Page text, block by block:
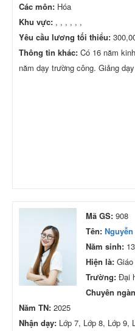
Các môn: Hóa
Khu vực: , , , , , ,
Yêu cầu lương tối thiểu:
Thông tin khác: Có 16 năm
năm dạy trường công. Giảng
Mã GS: 908
Tên:
Năm sinh:
Hiện là:
Trường: Đại
Chuyên
Năm TN: 2025
Nhận dạy: Lớp 7, Lớp 8, Lớp 9,